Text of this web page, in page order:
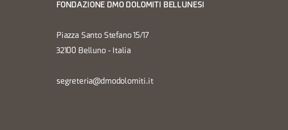
FONDAZIONE DMO DOLOMITI BELLUNESI
Piazza Santo Stefano 15/17
32100 Belluno - Italia
segreteria@dmodolomiti.it